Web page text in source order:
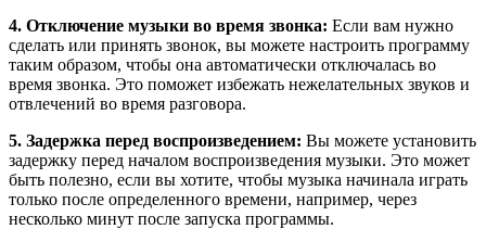
4. Отключение музыки во время звонка: Если вам нужно
сделать или принять звонок, вы можете настроить программу
таким образом, чтобы она автоматически отключалась во
время звонка. Это поможет избежать нежелательных звуков и
отвлечений во время разговора.
5. Задержка перед воспроизведением: Вы можете установить
задержку перед началом воспроизведения музыки. Это может
быть полезно, если вы хотите, чтобы музыка начинала играть
только после определенного времени, например, через
несколько минут после запуска программы.